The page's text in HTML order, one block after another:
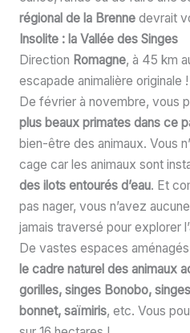
régional de la Brennedevrait
Insolite : la Vallée des Singes
Direction Romagne, à 45 km
escapade animalière originale !
De février à novembre, vous
plus beaux primates dans ce
bien-être des animaux. Vous
cage car les animaux sont
des ilots entourés d’eau. Et
pas nager, vous n’avez
jamais traversé pour explorer
De vastes espaces
le cadre naturel des animaux
gorilles, singes Bonobo,
bonnet, saïmiris, etc. Vous